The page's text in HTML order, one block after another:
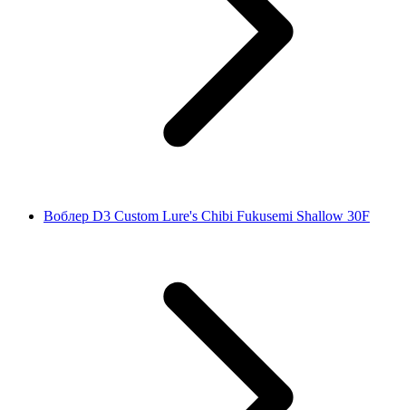
Воблер D3 Custom Lure's Chibi Fukusemi Shallow 30F